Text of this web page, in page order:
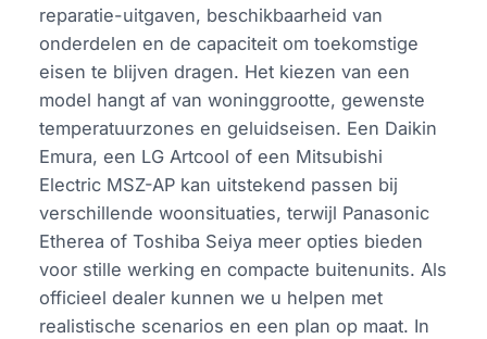
reparatie-uitgaven, beschikbaarheid van
onderdelen en de capaciteit om toekomstige
eisen te blijven dragen. Het kiezen van een
model hangt af van woninggrootte, gewenste
temperatuurzones en geluidseisen. Een Daikin
Emura, een LG Artcool of een Mitsubishi
Electric MSZ-AP kan uitstekend passen bij
verschillende woonsituaties, terwijl Panasonic
Etherea of Toshiba Seiya meer opties bieden
voor stille werking en compacte buitenunits. Als
officieel dealer kunnen we u helpen met
realistische scenarios en een plan op maat. In